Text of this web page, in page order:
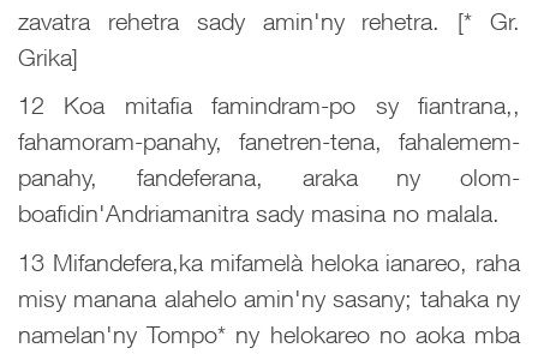
zavatra rehetra sady amin'ny rehetra. [* Gr.
Grika]
12 Koa mitafia famindram-po sy fiantrana,,
fahamoram-panahy, fanetren-tena, fahalemem-
panahy, fandeferana, araka ny olom-
boafidin'Andriamanitra sady masina no malala.
13 Mifandefera,ka mifamelà heloka ianareo, raha
misy manana alahelo amin'ny sasany; tahaka ny
namelan'ny Tompo* ny helokareo no aoka mba